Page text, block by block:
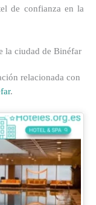
de confianza en la
la ciudad de Binéfar
relacionada con
.